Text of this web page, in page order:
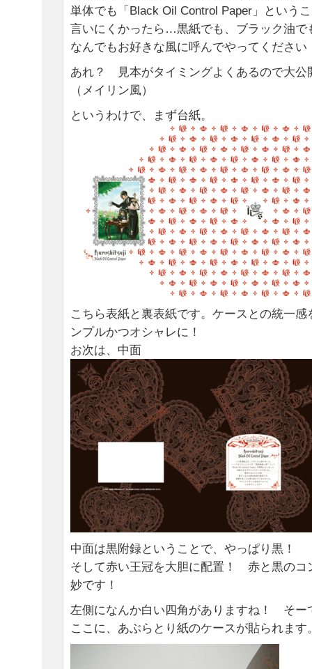
単体でも「Black Oil Control Paper」という
言いにくかったら…黒紙でも、ブラック油で
なんでもお好きな風に呼んでやってください
あれ？ 見本がタイミングよくあるので大公
（メイリン風）
というわけで、まず台紙。
こちら表紙と裏表紙です。ケースとの統一
ンプルかつオシャレに！
お次は、中面
中面は黒附録ということで、やっぱり黒！
そして赤い王冠を大胆に配置！ 赤と黒のコ
妙です！
左側になんか白い四角がありますね！ そー
ここに、あぶらとり紙のケースが貼られます